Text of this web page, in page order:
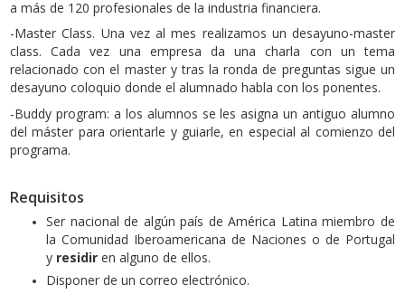
a más de 120 profesionales de la industria financiera.
-Master Class. Una vez al mes realizamos un desayuno-master
class. Cada vez una empresa da una charla con un tema
relacionado con el master y tras la ronda de preguntas sigue un
desayuno coloquio donde el alumnado habla con los ponentes.
-Buddy program: a los alumnos se les asigna un antiguo alumno
del máster para orientarle y guiarle, en especial al comienzo del
programa.
Requisitos
Ser nacional de algún país de América Latina miembro de
la Comunidad Iberoamericana de Naciones o de Portugal
y residir en alguno de ellos.
Disponer de un correo electrónico.